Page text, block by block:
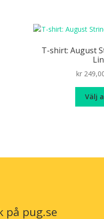
T-shirt: August
kr
Välj
på pug.se